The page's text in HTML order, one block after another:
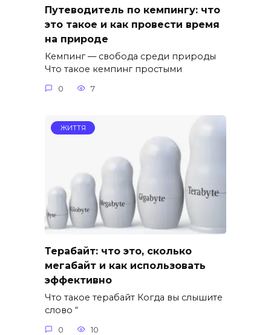
Путеводитель по кемпингу: что
это такое и как провести время
на природе
Кемпинг — свобода среди природы
Что такое кемпинг простыми
0 7
ЖИТТЯ
Терабайт: что это, сколько
мегабайт и как использовать
эффективно
Что такое терабайт Когда вы слышите
слово “
0 10